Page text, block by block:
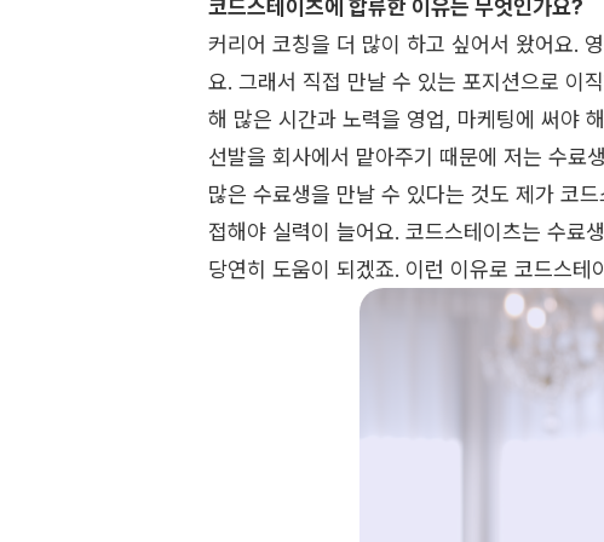
코드스테이츠에 합류한 이유는 무엇인가요?
커리어 코칭을 더 많이 하고 싶어서 왔어요.
요. 그래서 직접 만날 수 있는 포지션으로 이
해 많은 시간과 노력을 영업, 마케팅에 써야
선발을 회사에서 맡아주기 때문에 저는 수료
많은 수료생을 만날 수 있다는 것도 제가 코
접해야 실력이 늘어요. 코드스테이츠는 수료
당연히 도움이 되겠죠. 이런 이유로 코드스테